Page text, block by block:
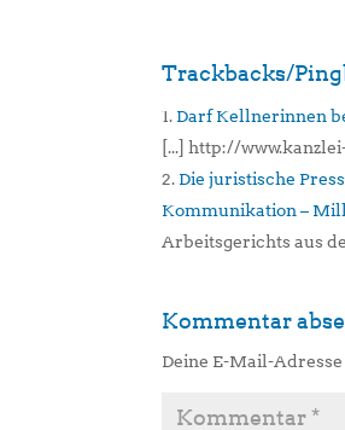
Trackbacks/
Darf Kellnerinnen
[...] http://
Die juristische
Kommunikation –
Arbeitsgerichts aus
Kommentar
Deine E-Mail-